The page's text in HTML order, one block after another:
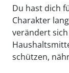
Du hast dich
Charakter
verändert
schützen,